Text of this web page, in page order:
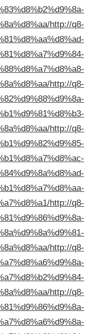
kuwait.byethost10.com/
kuwait.byethost10.com/
kuwait.byethost10.com/
kuwait.byethost10.com/